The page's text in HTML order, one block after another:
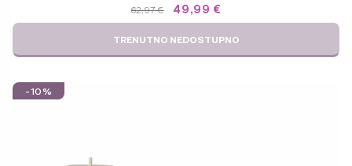
62,97€
IZVIRNA
CENA
JE
BILA:
62,97 €.
49,99 €
CENA
JE:
49,99 €.
TRENUTNO NEDOSTUPNO
-10%